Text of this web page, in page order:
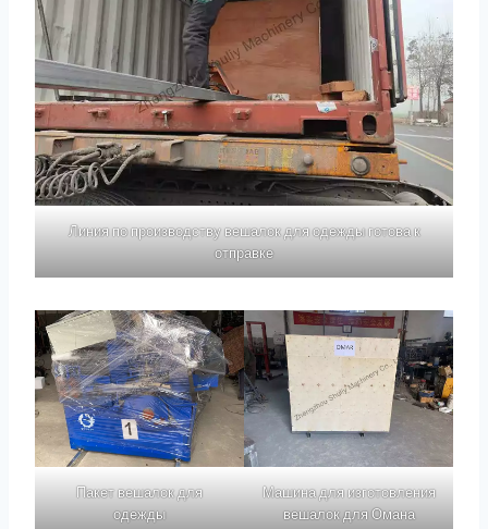
Линия по производству вешалок для одежды готова к
отправке
Пакет вешалок для
одежды
Машина для изготовления
вешалок для Омана